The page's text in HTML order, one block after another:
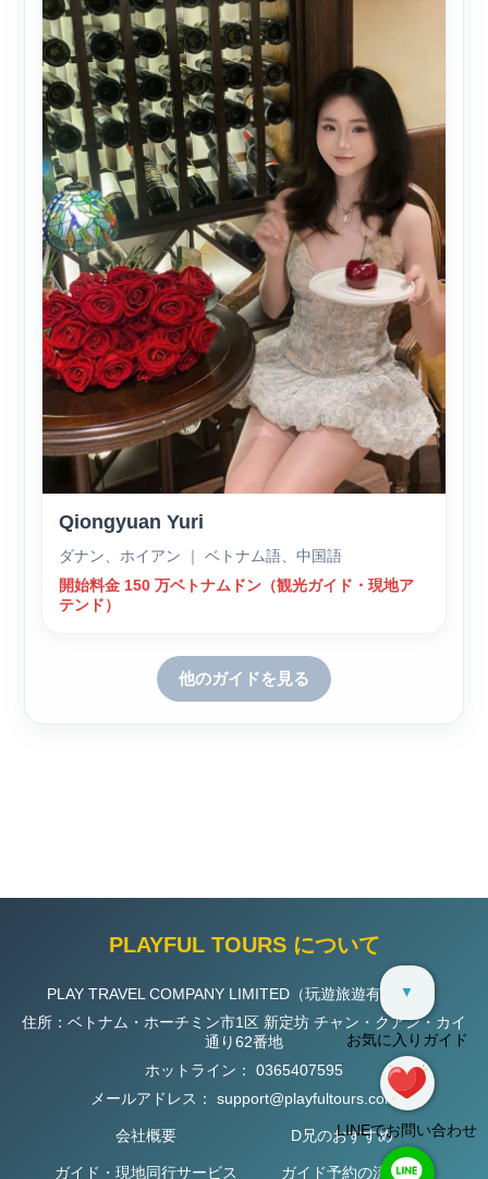
Qiongyuan Yuri
ダナン、ホイアン ｜ ベトナム語、中国語
開始料金 150 万ベトナムドン（観光ガイド・現地ア
テンド）
他のガイドを見る
PLAYFUL TOURS について
PLAY TRAVEL COMPANY LIMITED（玩遊旅遊有限公司）
住所：ベトナム・ホーチミン市1区 新定坊 チャン・クアン・カイ
通り62番地
ホットライン： 0365407595
メールアドレス： support@playfultours.com
会社概要 D兄のおすすめ
ガイド・現地同行サービス ガイド予約の流れ
▼
お気に入りガイド
LINEでお問い合わせ